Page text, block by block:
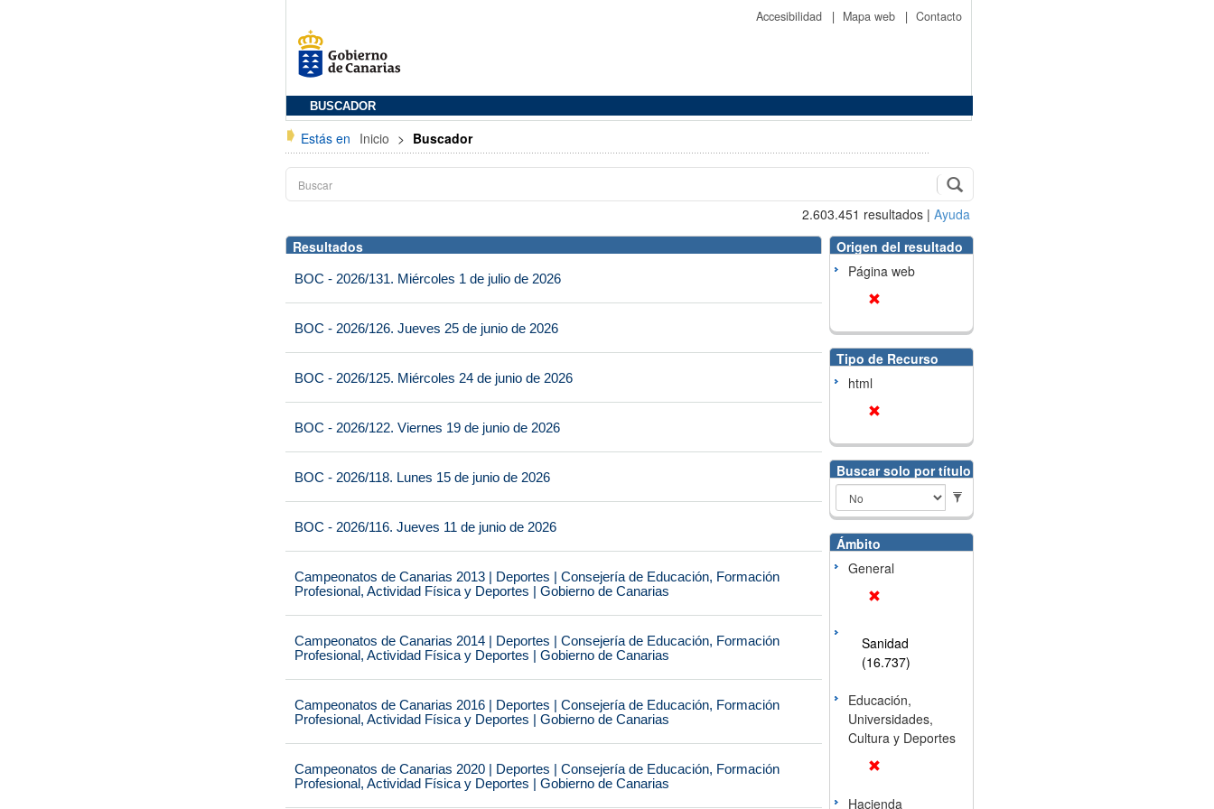
Accesibilidad | Mapa web | Contacto
BUSCADOR
Estás en Inicio > Buscador
2.603.451 resultados | Ayuda
Resultados
BOC - 2026/131. Miércoles 1 de julio de 2026
BOC - 2026/126. Jueves 25 de junio de 2026
BOC - 2026/125. Miércoles 24 de junio de 2026
BOC - 2026/122. Viernes 19 de junio de 2026
BOC - 2026/118. Lunes 15 de junio de 2026
BOC - 2026/116. Jueves 11 de junio de 2026
Campeonatos de Canarias 2013 | Deportes | Consejería de Educación, Formación
Profesional, Actividad Física y Deportes | Gobierno de Canarias
Campeonatos de Canarias 2014 | Deportes | Consejería de Educación, Formación
Profesional, Actividad Física y Deportes | Gobierno de Canarias
Campeonatos de Canarias 2016 | Deportes | Consejería de Educación, Formación
Profesional, Actividad Física y Deportes | Gobierno de Canarias
Campeonatos de Canarias 2020 | Deportes | Consejería de Educación, Formación
Profesional, Actividad Física y Deportes | Gobierno de Canarias
Origen del resultado
Página web
Tipo de Recurso
html
Buscar solo por título
Ámbito
General
Sanidad
(16.737)
Educación,
Universidades,
Cultura y Deportes
Hacienda